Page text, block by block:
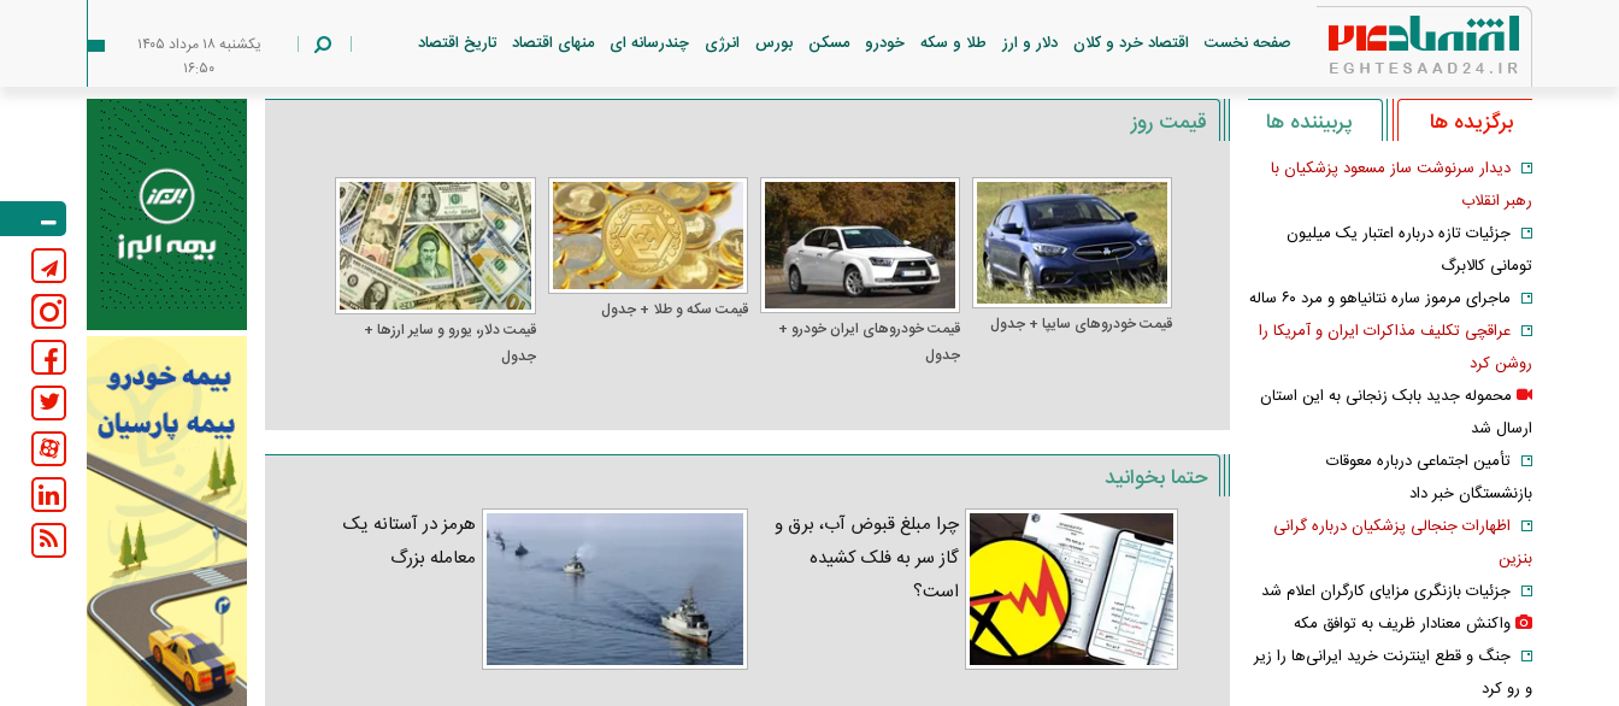
صفحه نخست اقتصاد خرد و کلان دلار و ارز طلا و سکه خودرو مسکن بورس انرژی چندرسانه ای منهای اقتصاد تاریخ اقتصاد
يکشنبه ۱۸ مرداد ۱۴۰۵
۱۶:۵۰
قیمت روز
قیمت خودرو‌های سایپا + جدول
قیمت خودرو‌های ایران خودرو +
جدول
قیمت سکه و طلا + جدول
قیمت دلار، یورو و سایر ارز‌ها +
جدول
حتما بخوانید
چرا مبلغ قبوض آب، برق و
گاز سر به فلک کشیده
است؟
هرمز در آستانه یک
معامله بزرگ
برگزیده ها پربیننده ها
دیدار سرنوشت ساز مسعود پزشکیان با
رهبر انقلاب
جزئیات تازه درباره اعتبار یک میلیون
تومانی کالابرگ
ماجرای مرموز ساره نتانیاهو و مرد ۶۰ ساله
عراقچی تکلیف مذاکرات ایران و آمریکا را
روشن کرد
محموله جدید بابک زنجانی به این استان
ارسال شد
تأمین اجتماعی درباره معوقات
بازنشستگان خبر داد
اظهارات جنجالی پزشکیان درباره گرانی
بنزین
جزئیات بازنگری مزایای کارگران اعلام شد
واکنش معنادار ظریف به توافق مکه
جنگ و قطع اینترنت خرید ایرانی‌ها را زیر
و رو کرد